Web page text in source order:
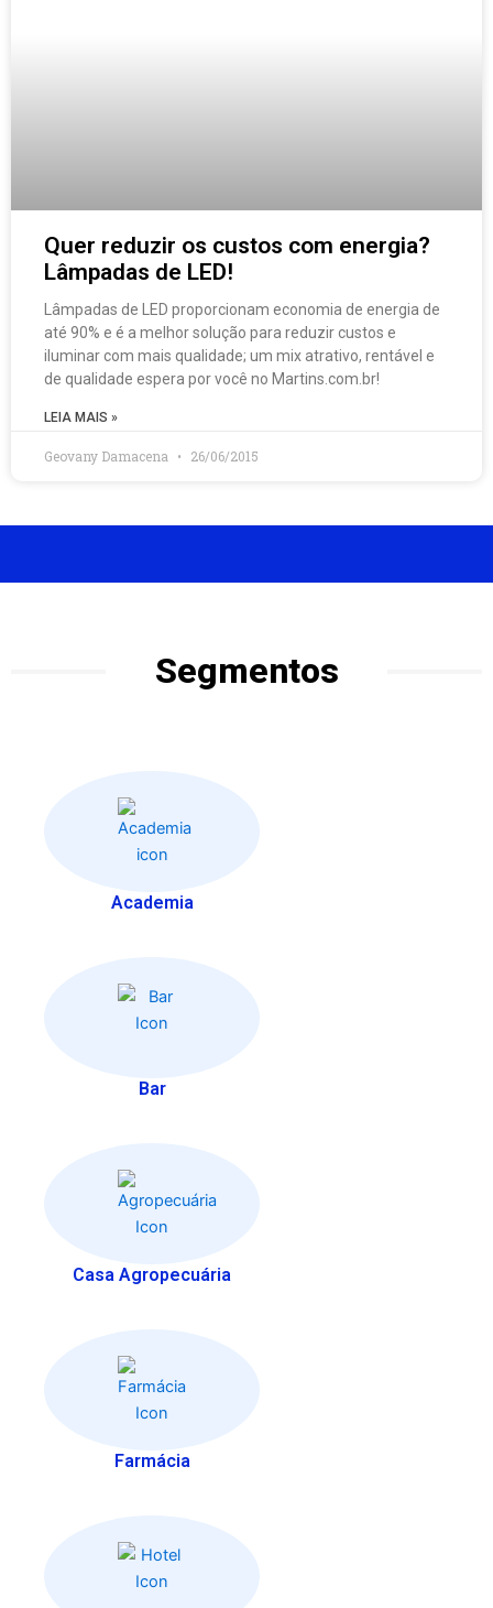
Quer reduzir os custos com energia?
Lâmpadas de LED!
Lâmpadas de LED proporcionam economia de energia de
até 90% e é a melhor solução para reduzir custos e
iluminar com mais qualidade; um mix atrativo, rentável e
de qualidade espera por você no Martins.com.br!
LEIA MAIS »
Geovany Damacena 26/06/2015
Segmentos
Academia
Bar
Casa Agropecuária
Farmácia